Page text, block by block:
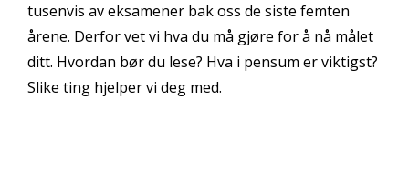
tusenvis av eksamener bak oss de siste femten
årene. Derfor vet vi hva du må gjøre for å nå målet
ditt. Hvordan bør du lese? Hva i pensum er viktigst?
Slike ting hjelper vi deg med.